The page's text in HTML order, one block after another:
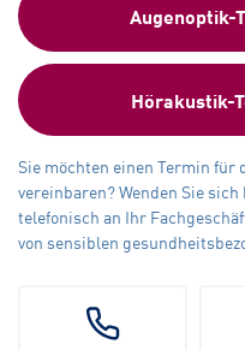
Augenoptik-
Hörakustik-
Sie möchten einen Termin
vereinbaren? Wenden Sie
telefonisch an Ihr
von sensiblen